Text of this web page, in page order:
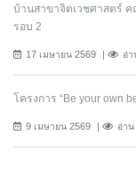
บ้านสาขาจิตเวชศาสตร์
รอบ 2
17 เมษายน 2569 อ่า
โครงการ “Be your own
9 เมษายน 2569 อ่าน